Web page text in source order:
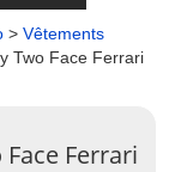
> Vêtements
Two Face Ferrari
Ferrari